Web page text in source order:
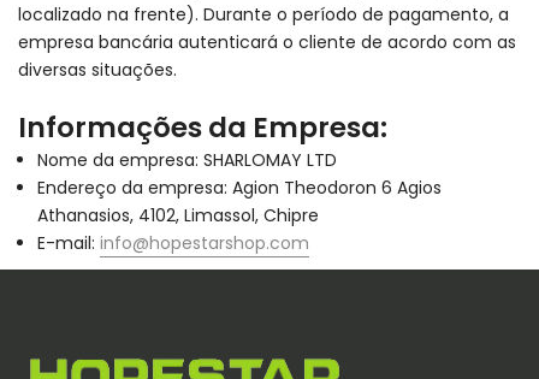
localizado na frente). Durante o período de pagamento, a
empresa bancária autenticará o cliente de acordo com as
diversas situações.
Informações da Empresa:
Nome da empresa: SHARLOMAY LTD
Endereço da empresa: Agion Theodoron 6 Agios
Athanasios, 4102, Limassol, Chipre
E-mail: info@hopestarshop.com